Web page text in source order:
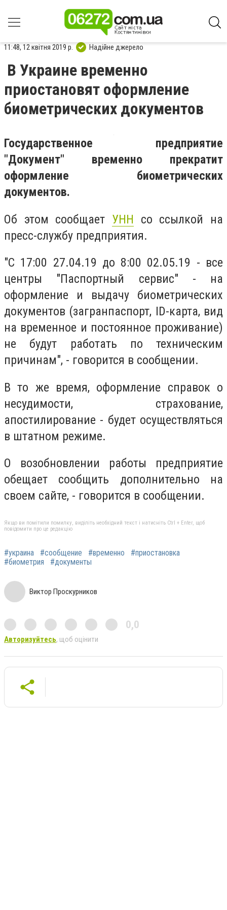
11:48, 12 квітня 2019 р. Надійне джерело
В Украине временно
приостановят оформление
биометрических документов
Государственное предприятие
"Документ" временно прекратит
оформление биометрических
документов.
Об этом сообщает УНН со ссылкой на
пресс-службу предприятия.
"С 17:00 27.04.19 до 8:00 02.05.19 - все
центры "Паспортный сервис" - на
оформление и выдачу биометрических
документов (загранпаспорт, ID-карта, вид
на временное и постоянное проживание)
не будут работать по техническим
причинам", - говорится в сообщении.
В то же время, оформление справок о
несудимости, страхование,
апостилирование - будет осуществляться
в штатном режиме.
О возобновлении работы предприятие
обещает сообщить дополнительно на
своем сайте, - говорится в сообщении.
Якщо ви помітили помилку, виділіть необхідний текст і натисніть Ctrl + Enter, щоб
повідомити про це редакцію
#украина #сообщение #временно
#приостановка
#биометрия
#документы
Виктор Проскурников
0,0
Авторизуйтесь, щоб оцінити